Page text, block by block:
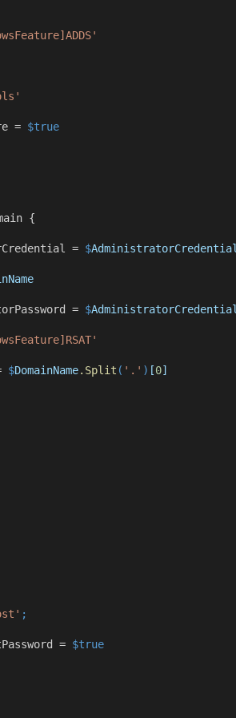
= $true
{
= $AdministratorCredential
= $AdministratorCredential
$DomainName.Split ( '.' ) [0]
;
= $true